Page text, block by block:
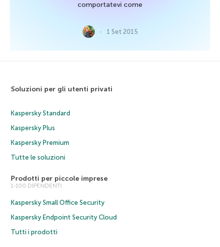
comportatevi come
1 Set 2015
Soluzioni per gli utenti privati
Kaspersky Standard
Kaspersky Plus
Kaspersky Premium
Tutte le soluzioni
Prodotti per piccole imprese
1-100 DIPENDENTI
Kaspersky Small Office Security
Kaspersky Endpoint Security Cloud
Tutti i prodotti